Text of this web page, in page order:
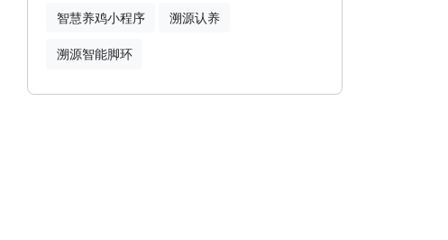
智慧养鸡小程序 溯源认养
溯源智能脚环